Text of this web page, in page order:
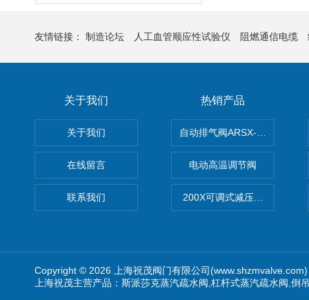
友情链接： 制造论坛 人工血管顺应性试验仪 阻燃通信电缆
关于我们
关于我们
在线留言
联系我们
热销产品
自动排气阀ARSX-0015/
电动高温调节阀
200X可调式减压阀（减压稳
Copyright © 2026 上海祝茂阀门有限公司
上海祝茂主营产品：斯派莎克蒸汽疏水阀,杠杆式蒸汽疏水阀,倒